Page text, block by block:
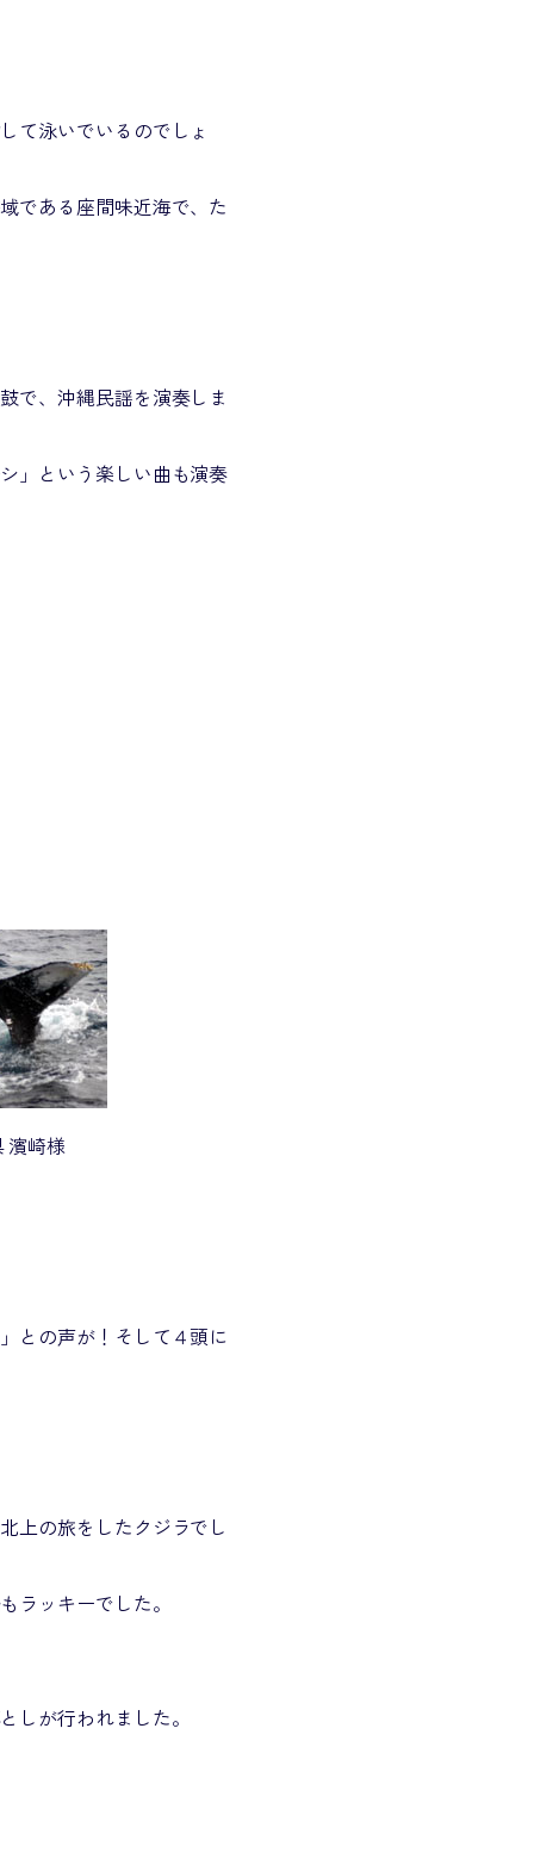
て泳いでいるのでしょ
である座間味近海で、た
で、沖縄民謡を演奏しま
」という楽しい曲も演奏
濱崎様
との声が！そして４頭に
上の旅をしたクジラでし
ラッキーでした。
しが行われました。